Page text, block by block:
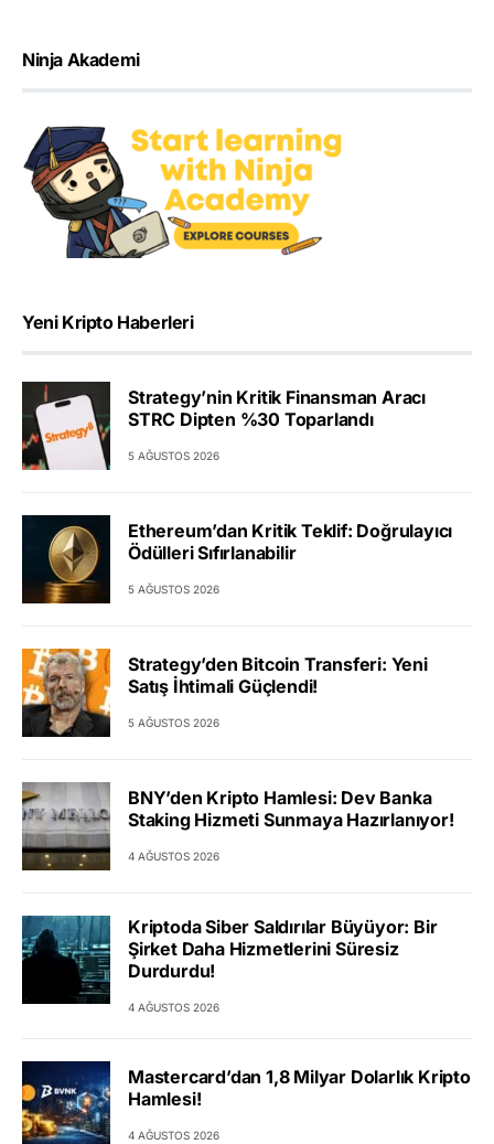
Ninja Akademi
Yeni Kripto Haberleri
Strategy’nin Kritik Finansman Aracı
STRC Dipten %30 Toparlandı
5 AĞUSTOS 2026
Ethereum’dan Kritik Teklif: Doğrulayıcı
Ödülleri Sıfırlanabilir
5 AĞUSTOS 2026
Strategy’den Bitcoin Transferi: Yeni
Satış İhtimali Güçlendi!
5 AĞUSTOS 2026
BNY’den Kripto Hamlesi: Dev Banka
Staking Hizmeti Sunmaya Hazırlanıyor!
4 AĞUSTOS 2026
Kriptoda Siber Saldırılar Büyüyor: Bir
Şirket Daha Hizmetlerini Süresiz
Durdurdu!
4 AĞUSTOS 2026
Mastercard’dan 1,8 Milyar Dolarlık Kripto
Hamlesi!
4 AĞUSTOS 2026